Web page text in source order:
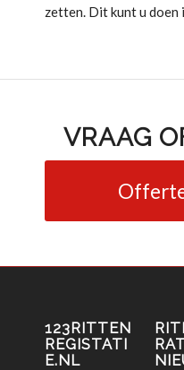
zetten. Dit kunt u doen
VRAAG
123RITTEN
REGISTATI
E.NL